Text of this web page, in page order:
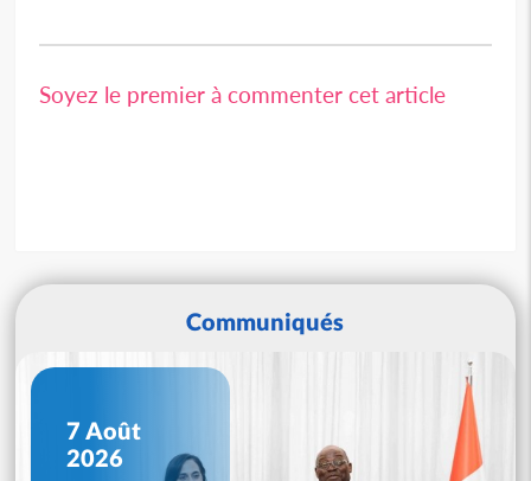
Soyez le premier à commenter cet article
Communiqués
7 Août
2026